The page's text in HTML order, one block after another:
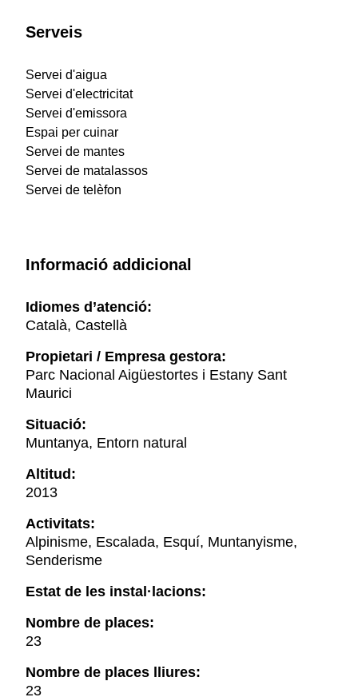
Serveis
Servei d'aigua
Servei d'electricitat
Servei d'emissora
Espai per cuinar
Servei de mantes
Servei de matalassos
Servei de telèfon
Informació addicional
Idiomes d’atenció:
Català, Castellà
Propietari / Empresa gestora:
Parc Nacional Aigüestortes i Estany Sant
Maurici
Situació:
Muntanya, Entorn natural
Altitud:
2013
Activitats:
Alpinisme, Escalada, Esquí, Muntanyisme,
Senderisme
Estat de les instal·lacions:
Nombre de places:
23
Nombre de places lliures:
23